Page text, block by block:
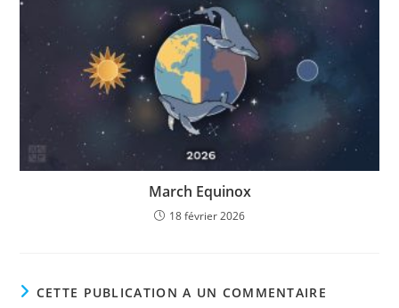
March Equinox
18 février 2026
CETTE PUBLICATION A UN COMMENTAIRE